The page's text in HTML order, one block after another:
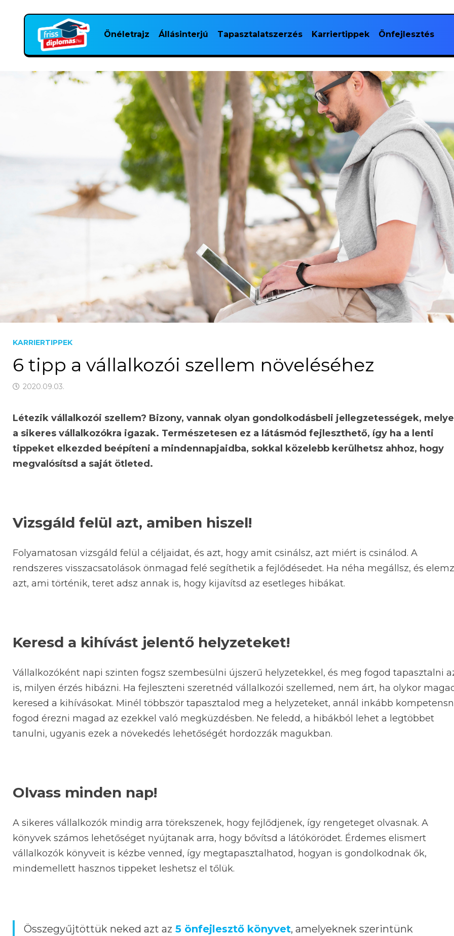
Önéletrajz Állásinterjú Tapasztalatszerzés Karriertippek Önfejlesztés
KARRIERTIPPEK
6 tipp a vállalkozói szellem növeléséhez
2020.09.03.
Létezik vállalkozói szellem? Bizony, vannak olyan gondolkodásbeli jellegzetességek,
a sikeres vállalkozókra igazak. Természetesen ez a látásmód fejleszthető, így ha a lenti
tippeket elkezded beépíteni a mindennapjaidba, sokkal közelebb kerülhetsz ahhoz, hogy
megvalósítsd a saját ötleted.
Vizsgáld felül azt, amiben hiszel!
Folyamatosan vizsgáld felül a céljaidat, és azt, hogy amit csinálsz, azt miért is csinálod. A
rendszeres visszacsatolások önmagad felé segíthetik a fejlődésedet. Ha néha megállsz, és
azt, ami történik, teret adsz annak is, hogy kijavítsd az esetleges hibákat.
Keresd a kihívást jelentő helyzeteket!
Vállalkozóként napi szinten fogsz szembesülni újszerű helyzetekkel, és meg fogod tapasztalni
is, milyen érzés hibázni. Ha fejleszteni szeretnéd vállalkozói szellemed, nem árt, ha olykor
keresed a kihívásokat. Minél többször tapasztalod meg a helyzeteket, annál inkább
fogod érezni magad az ezekkel való megküzdésben. Ne feledd, a hibákból lehet a legtöbbet
tanulni, ugyanis ezek a növekedés lehetőségét hordozzák magukban.
Olvass minden nap!
A sikeres vállalkozók mindig arra törekszenek, hogy fejlődjenek, így rengeteget olvasnak. A
könyvek számos lehetőséget nyújtanak arra, hogy bővítsd a látókörödet. Érdemes elismert
vállalkozók könyveit is kézbe venned, így megtapasztalhatod, hogyan is gondolkodnak ők,
mindemellett hasznos tippeket leshetsz el tőlük.
Összegyűjtöttük neked azt az 5 önfejlesztő könyvet, amelyeknek szerintünk